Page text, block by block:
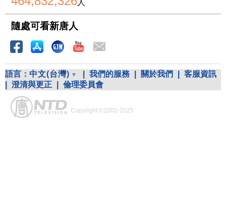
人
隨處可看新唐人
語言： 中文(台灣) 我們的服務 關於我們
客服資訊
澄清與更正 倫理委員會
Copyright ©2002-2025